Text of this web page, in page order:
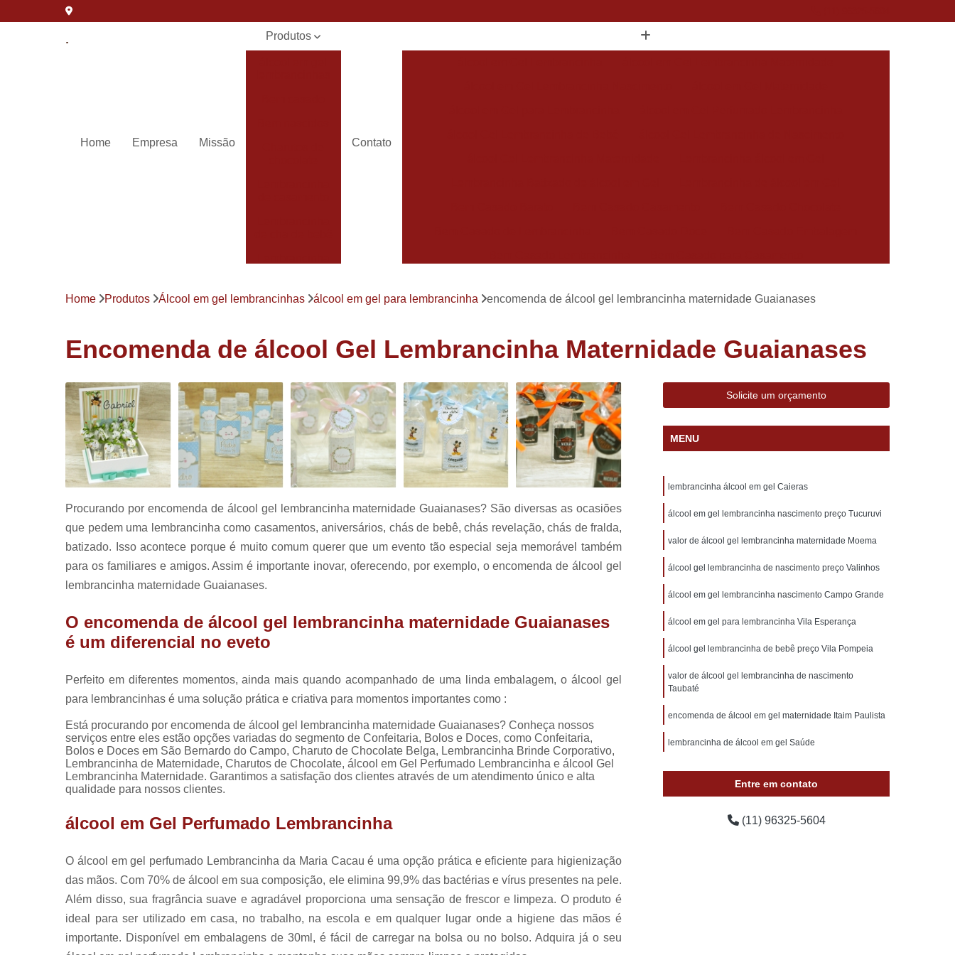
Home Empresa Missão
Produtos
Lembrancinhas
de aniversário
Lembrancinhas
de batizados
Panetone
trufado
Pirulitos de
chocolate
Contato
Lembrancinha de Bem Casado
Bem Nascido Personalizado
Bem Nascidos Batizado
Bem Nascidos Maternidade
Bem Nascidos na Caixinha
Bem Nascidos na Fralda
Bem Nascidos para Festa
Bem Nascidos para Maternidade
Charuto de Chocolate Batizado
Charuto de Chocolate Belga
Charuto de Chocolate Chá de Bebê
Charuto de Chocolate de Maternidade
Charuto de Chocolate Lembrança de Maternidade
Charuto de Chocolate Maternidade
Charuto de Chocolate para Maternidade
Charuto de Chocolate para Nascimento
Charuto de Chocolate Personalizado
Charuto de Chocolate Recheado
Lembrancinha de Casamento Barata
Lembrancinhas Casamento Personalizada
Lembrancinhas de Casamento Baratas
Lembrancinhas de Casamento Diferentes
Lembrancinhas de Casamento para Convidados
Lembrancinhas para Casamento
Lembrancinhas Simples de Casamento
Lembrança Chá de Bebê
Lembrancinha Cha de Bebê
Lembrancinha Cha de Bebê Menina
Lembrancinha de Cha de Bebê Menina
Lembrancinhas para Cha de Bebê
Lembrancinha de Maternidade a Pronta Entrega
Lembrancinha de Maternidade Comestível
Lembrancinha de Maternidade Luxo
Home Produtos Álcool em gel lembrancinhas álcool em gel para lembrancinha encomenda de álcool gel lembrancinha maternidade Guaianases
Encomenda de álcool Gel Lembrancinha Maternidade Guaianases
Procurando por encomenda de álcool gel lembrancinha maternidade Guaianases? São diversas as ocasiões
que pedem uma lembrancinha como casamentos, aniversários, chás de bebê, chás revelação, chás de fralda,
batizado. Isso acontece porque é muito comum querer que um evento tão especial seja memorável também
para os familiares e amigos. Assim é importante inovar, oferecendo, por exemplo, o encomenda de álcool gel
lembrancinha maternidade Guaianases.
O encomenda de álcool gel lembrancinha maternidade Guaianases
é um diferencial no eveto
Perfeito em diferentes momentos, ainda mais quando acompanhado de uma linda embalagem, o álcool gel
para lembrancinhas é uma solução prática e criativa para momentos importantes como :
Está procurando por encomenda de álcool gel lembrancinha maternidade Guaianases? Conheça nossos
serviços entre eles estão opções variadas do segmento de Confeitaria, Bolos e Doces, como Confeitaria,
Bolos e Doces em São Bernardo do Campo, Charuto de Chocolate Belga, Lembrancinha Brinde Corporativo,
Lembrancinha de Maternidade, Charutos de Chocolate, álcool em Gel Perfumado Lembrancinha e álcool Gel
Lembrancinha Maternidade. Garantimos a satisfação dos clientes através de um atendimento único e alta
qualidade para nossos clientes.
álcool em Gel Perfumado Lembrancinha
O álcool em gel perfumado Lembrancinha da Maria Cacau é uma opção prática e eficiente para higienização
das mãos. Com 70% de álcool em sua composição, ele elimina 99,9% das bactérias e vírus presentes na pele.
Além disso, sua fragrância suave e agradável proporciona uma sensação de frescor e limpeza. O produto é
ideal para ser utilizado em casa, no trabalho, na escola e em qualquer lugar onde a higiene das mãos é
importante. Disponível em embalagens de 30ml, é fácil de carregar na bolsa ou no bolso. Adquira já o seu
Solicite um orçamento
MENU
lembrancinha álcool em gel Caieras
álcool em gel lembrancinha nascimento preço Tucuruvi
valor de álcool gel lembrancinha maternidade Moema
álcool gel lembrancinha de nascimento preço Valinhos
álcool em gel lembrancinha nascimento Campo Grande
álcool em gel para lembrancinha Vila Esperança
álcool gel lembrancinha de bebê preço Vila Pompeia
valor de álcool gel lembrancinha de nascimento
Taubaté
encomenda de álcool em gel maternidade Itaim Paulista
lembrancinha de álcool em gel Saúde
Entre em contato
(11) 96325-5604